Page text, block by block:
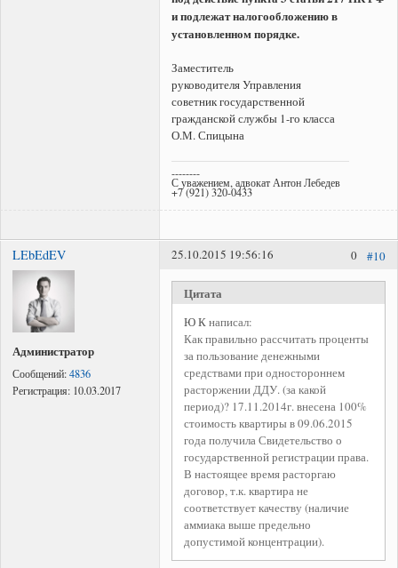
и подлежат налогообложению в
установленном порядке.
Заместитель
руководителя Управления
советник государственной
гражданской службы 1-го класса
О.М. Спицына
--------
С уважением, адвокат Антон Лебедев
+7 (921) 320-0433
LEbEdEV
Администратор
Сообщений:4836
Регистрация: 10.03.2017
#10
0
25.10.2015 19:56:16
Цитата
Ю К написал:
Как правильно рассчитать проценты
за пользование денежными
средствами при одностороннем
расторжении ДДУ. (за какой
период)? 17.11.2014г. внесена 100%
стоимость квартиры в 09.06.2015
года получила Свидетельство о
государственной регистрации права.
В настоящее время расторгаю
договор, т.к. квартира не
соответствует качеству (наличие
аммиака выше предельно
допустимой концентрации).